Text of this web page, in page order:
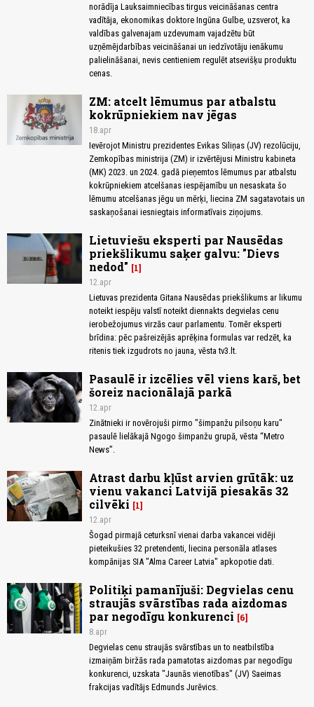
norādīja Lauksaimniecības tirgus veicināšanas centra
vadītāja, ekonomikas doktore Ingūna Gulbe, uzsverot, ka
valdības galvenajam uzdevumam vajadzētu būt
uzņēmējdarbības veicināšanai un iedzīvotāju ienākumu
palielināšanai, nevis centieniem regulēt atsevišķu produktu
cenas.
ZM: atcelt lēmumus par atbalstu
kokrūpniekiem nav jēgas
18.apr
Ievērojot Ministru prezidentes Evikas Siliņas (JV) rezolūciju,
Zemkopības ministrija (ZM) ir izvērtējusi Ministru kabineta
(MK) 2023. un 2024. gadā pieņemtos lēmumus par atbalstu
kokrūpniekiem atcelšanas iespējamību un nesaskata šo
lēmumu atcelšanas jēgu un mērķi, liecina ZM sagatavotais un
saskaņošanai iesniegtais informatīvais ziņojums.
Lietuviešu eksperti par Nausēdas
priekšlikumu saķer galvu: "Dievs
nedod"
1
12.apr
Lietuvas prezidenta Gitana Nausēdas priekšlikums ar likumu
noteikt iespēju valstī noteikt diennakts degvielas cenu
ierobežojumus virzās caur parlamentu. Tomēr eksperti
brīdina: pēc pašreizējās aprēķina formulas var redzēt, ka
ritenis tiek izgudrots no jauna, vēsta tv3.lt.
Pasaulē ir izcēlies vēl viens karš, bet
šoreiz nacionālajā parkā
12.apr
Zinātnieki ir novērojuši pirmo "šimpanžu pilsoņu karu"
pasaulē lielākajā Ngogo šimpanžu grupā, vēsta “Metro
News”.
Atrast darbu kļūst arvien grūtāk: uz
vienu vakanci Latvijā piesakās 32
cilvēki
1
12.apr
Šogad pirmajā ceturksnī vienai darba vakancei vidēji
pieteikušies 32 pretendenti, liecina personāla atlases
kompānijas SIA "Alma Career Latvia" apkopotie dati.
Politiķi pamanījuši: Degvielas cenu
straujās svārstības rada aizdomas
par negodīgu konkurenci
6
8.apr
Degvielas cenu straujās svārstības un to neatbilstība
izmaiņām biržās rada pamatotas aizdomas par negodīgu
konkurenci, uzskata "Jaunās vienotības" (JV) Saeimas
frakcijas vadītājs Edmunds Jurēvics.